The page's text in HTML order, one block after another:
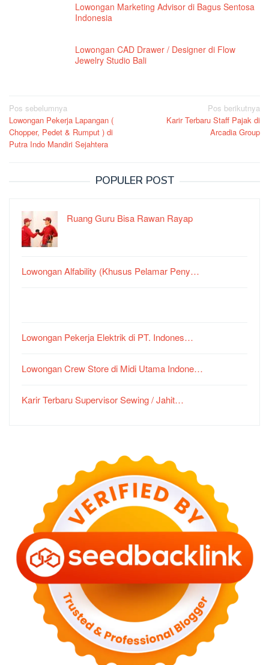
Lowongan Marketing Advisor di Bagus Sentosa
Indonesia
Lowongan CAD Drawer / Designer di Flow
Jewelry Studio Bali
Navigasi
pos
Pos sebelumnya
Lowongan Pekerja Lapangan (
Chopper, Pedet & Rumput ) di
Putra Indo Mandiri Sejahtera
Pos berikutnya
Karir Terbaru Staff Pajak di
Arcadia Group
POPULER POST
Ruang Guru Bisa Rawan Rayap
Lowongan Alfability (Khusus Pelamar Peny…
Lowongan Pekerja Elektrik di PT. Indones…
Lowongan Crew Store di Midi Utama Indone…
Karir Terbaru Supervisor Sewing / Jahit…